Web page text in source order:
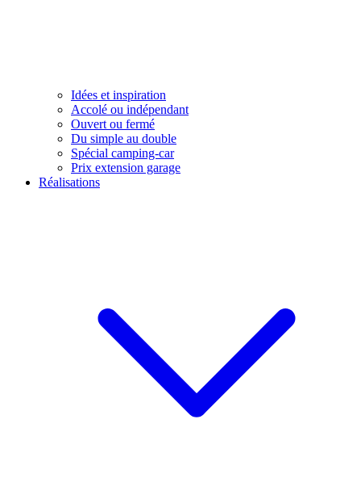
Idées et inspiration
Accolé ou indépendant
Ouvert ou fermé
Du simple au double
Spécial camping-car
Prix extension garage
Réalisations